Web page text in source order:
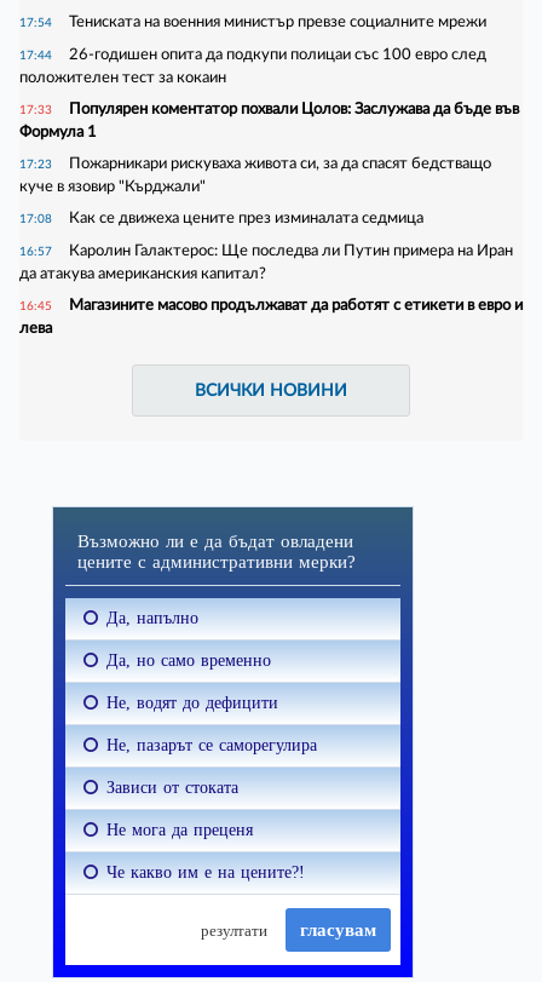
17:54 Тениската на военния министър превзе социалните мрежи
17:44
26-годишен опита да подкупи полицаи със 100 евро след
положителен тест за кокаин
17:33
Популярен коментатор похвали Цолов: Заслужава да бъде във
Формула 1
17:23
Пожарникари рискуваха живота си, за да спасят бедстващо
куче в язовир "Кърджали"
17:08 Как се движеха цените през изминалата седмица
16:57
Каролин Галактерос: Ще последва ли Путин примера на Иран
да атакува американския капитал?
16:45
Магазините масово продължават да работят с етикети в евро и
лева
ВСИЧКИ НОВИНИ